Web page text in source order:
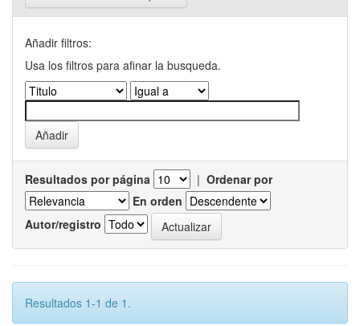
Añadir filtros:
Usa los filtros para afinar la busqueda.
Resultados por página | Ordenar por
En orden
Autor/registro
Resultados 1-1 de 1.